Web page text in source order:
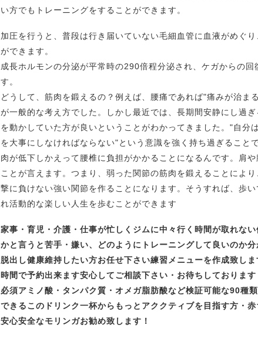
い方でもトレーニングをすることができます。
加圧を行うと、普段は行き届いていない毛細血管に血液がめぐ
ができます。
成長ホルモンの分泌が平常時の290倍程分泌され、ケガからの
す。
どうして、筋肉を鍛えるの？例えば、腰痛であれば"痛みが治ま
が一般的な考え方でした。しかし最近では、長期間安静にし過
を動かしていた方が良いということがわかってきました。"自分
を大事にしなければならない"という意識を強く持ち過ぎること
肉が低下しかえって腰椎に負担がかかることになるんです。肩
ことが言えます。つまり、弱った関節の筋肉を鍛えることによ
撃に負けない強い関節を作ることになります。そうすれば、歩
れ活動的な楽しい人生を歩むことができます
家事・育児・介護・仕事が忙しくジムに中々行く時間が取れな
かと言うと苦手・嫌い、どのようにトレーニングして良いのか分
脱出し健康維持したい方お任せ下さい練習メニューを作成致しま
時間で予約出来ます安心してご相談下さい・お待ちしております
必須アミノ酸・タンパク質・オメガ脂肪酸など検証可能な90種
できるこのドリンク一杯から も っとアククティブを目指す方・
安心安全なモリンガお勧め致します！